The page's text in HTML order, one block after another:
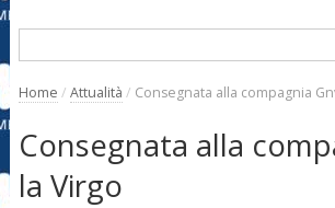
Home / Attualità / Consegnata alla compagnia
Consegnata alla
la Virgo